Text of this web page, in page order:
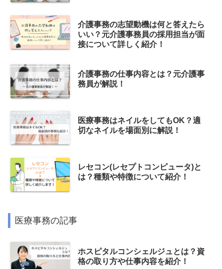
介護事務の志望動機は何と答えたら
いい？元介護事務員の採用担当が面
接について詳しく紹介！
介護事務の仕事内容とは？元介護事
務員が解説！
医療事務はネイルをしてもOK？適
切なネイルを場面別に解説！
レセコン(レセプトコンピュータ)と
は？種類や特徴について紹介！
医療事務の記事
ホスピタルコンシェルジュとは？資
格の取り方や仕事内容を紹介！